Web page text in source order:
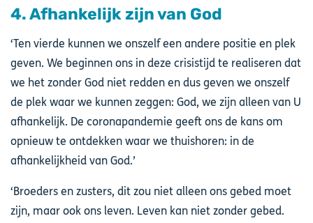
4. Afhankelijk zijn van God
‘Ten vierde kunnen we onszelf een andere positie en plek
geven. We beginnen ons in deze crisistijd te realiseren dat
we het zonder God niet redden en dus geven we onszelf
de plek waar we kunnen zeggen: God, we zijn alleen van U
afhankelijk. De coronapandemie geeft ons de kans om
opnieuw te ontdekken waar we thuishoren: in de
afhankelijkheid van God.’
‘Broeders en zusters, dit zou niet alleen ons gebed moet
zijn, maar ook ons leven. Leven kan niet zonder gebed.